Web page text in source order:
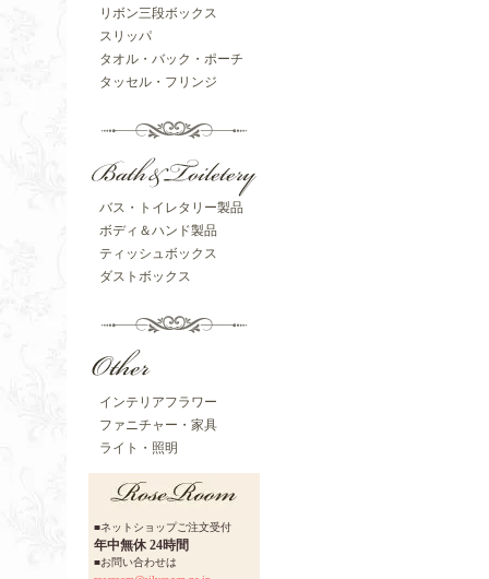
リボン三段ボックス
スリッパ
タオル・バック・ポーチ
タッセル・フリンジ
バス・トイレタリー製品
ボディ＆ハンド製品
ティッシュボックス
ダストボックス
インテリアフラワー
ファニチャー・家具
ライト・照明
■ネットショップご注文受付
年中無休 24時間
■お問い合わせは